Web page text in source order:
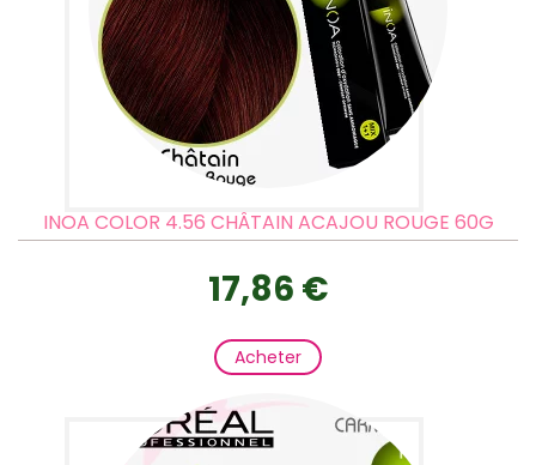
INOA COLOR 4.56 CHÂTAIN ACAJOU ROUGE 60G
17,86 €
Acheter